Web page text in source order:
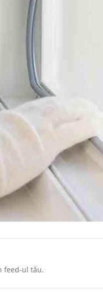
feed-ul tău.